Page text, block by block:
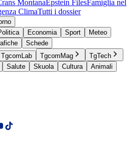
MontanaEpstein FilesFamiglia nel
ClimaTutti i dossier
Economia Sport
Meteo
Schede
TgcomLab TgcomMag
TgTech
Salute Skuola Cultura
Animali